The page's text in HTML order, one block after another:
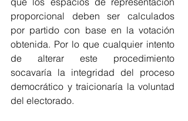
proporcional deben ser calculados
por partido con base en la votación
obtenida. Por lo que cualquier intento
de alterar este procedimiento
socavaría la integridad del proceso
democrático y traicionaría la voluntad
del electorado.